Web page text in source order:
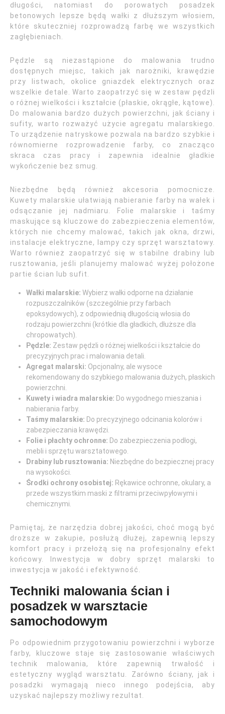
długości, natomiast do porowatych posadzek
betonowych lepsze będą wałki z dłuższym włosiem,
które skuteczniej rozprowadzą farbę we wszystkich
zagłębieniach.
Pędzle są niezastąpione do malowania trudno
dostępnych miejsc, takich jak narożniki, krawędzie
przy listwach, okolice gniazdek elektrycznych oraz
wszelkie detale. Warto zaopatrzyć się w zestaw pędzli
o różnej wielkości i kształcie (płaskie, okrągłe, kątowe).
Do malowania bardzo dużych powierzchni, jak ściany i
sufity, warto rozważyć użycie agregatu malarskiego.
To urządzenie natryskowe pozwala na bardzo szybkie i
równomierne rozprowadzenie farby, co znacząco
skraca czas pracy i zapewnia idealnie gładkie
wykończenie bez smug.
Niezbędne będą również akcesoria pomocnicze.
Kuwety malarskie ułatwiają nabieranie farby na wałek i
odsączanie jej nadmiaru. Folie malarskie i taśmy
maskujące są kluczowe do zabezpieczenia elementów,
których nie chcemy malować, takich jak okna, drzwi,
instalacje elektryczne, lampy czy sprzęt warsztatowy.
Warto również zaopatrzyć się w stabilne drabiny lub
rusztowania, jeśli planujemy malować wyżej położone
partie ścian lub sufit.
Wałki malarskie: Wybierz wałki odporne na działanie
rozpuszczalników (szczególnie przy farbach
epoksydowych), z odpowiednią długością włosia do
rodzaju powierzchni (krótkie dla gładkich, dłuższe dla
chropowatych).
Pędzle: Zestaw pędzli o różnej wielkości i kształcie do
precyzyjnych prac i malowania detali.
Agregat malarski: Opcjonalny, ale wysoce
rekomendowany do szybkiego malowania dużych, płaskich
powierzchni.
Kuwety i wiadra malarskie: Do wygodnego mieszania i
nabierania farby.
Taśmy malarskie: Do precyzyjnego odcinania kolorów i
zabezpieczania krawędzi.
Folie i płachty ochronne: Do zabezpieczenia podłogi,
mebli i sprzętu warsztatowego.
Drabiny lub rusztowania: Niezbędne do bezpiecznej pracy
na wysokości.
Środki ochrony osobistej: Rękawice ochronne, okulary, a
przede wszystkim maski z filtrami przeciwpyłowymi i
chemicznymi.
Pamiętaj, że narzędzia dobrej jakości, choć mogą być
droższe w zakupie, posłużą dłużej, zapewnią lepszy
komfort pracy i przełożą się na profesjonalny efekt
końcowy. Inwestycja w dobry sprzęt malarski to
inwestycja w jakość i efektywność.
Techniki malowania ścian i
posadzek w warsztacie
samochodowym
Po odpowiednim przygotowaniu powierzchni i wyborze
farby, kluczowe staje się zastosowanie właściwych
technik malowania, które zapewnią trwałość i
estetyczny wygląd warsztatu. Zarówno ściany, jak i
posadzki wymagają nieco innego podejścia, aby
uzyskać najlepszy możliwy rezultat.